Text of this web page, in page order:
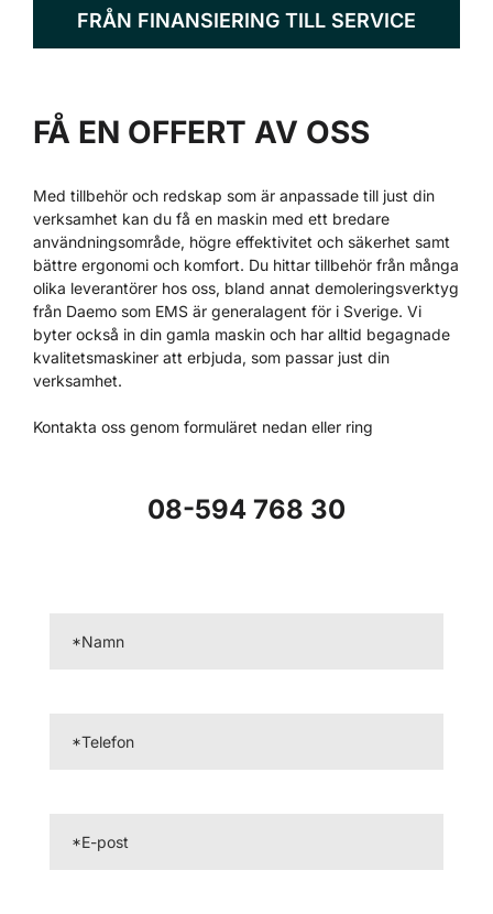
FRÅN FINANSIERING TILL SERVICE
FÅ EN OFFERT AV OSS
Med tillbehör och redskap som är anpassade till just din
verksamhet kan du få en maskin med ett bredare
användningsområde, högre effektivitet och säkerhet samt
bättre ergonomi och komfort. Du hittar tillbehör från många
olika leverantörer hos oss, bland annat demoleringsverktyg
från Daemo som EMS är generalagent för i Sverige. Vi
byter också in din gamla maskin och har alltid begagnade
kvalitetsmaskiner att erbjuda, som passar just din
verksamhet.
Kontakta oss genom formuläret nedan eller ring
08-594 768 30
post(Obligatoriskt)